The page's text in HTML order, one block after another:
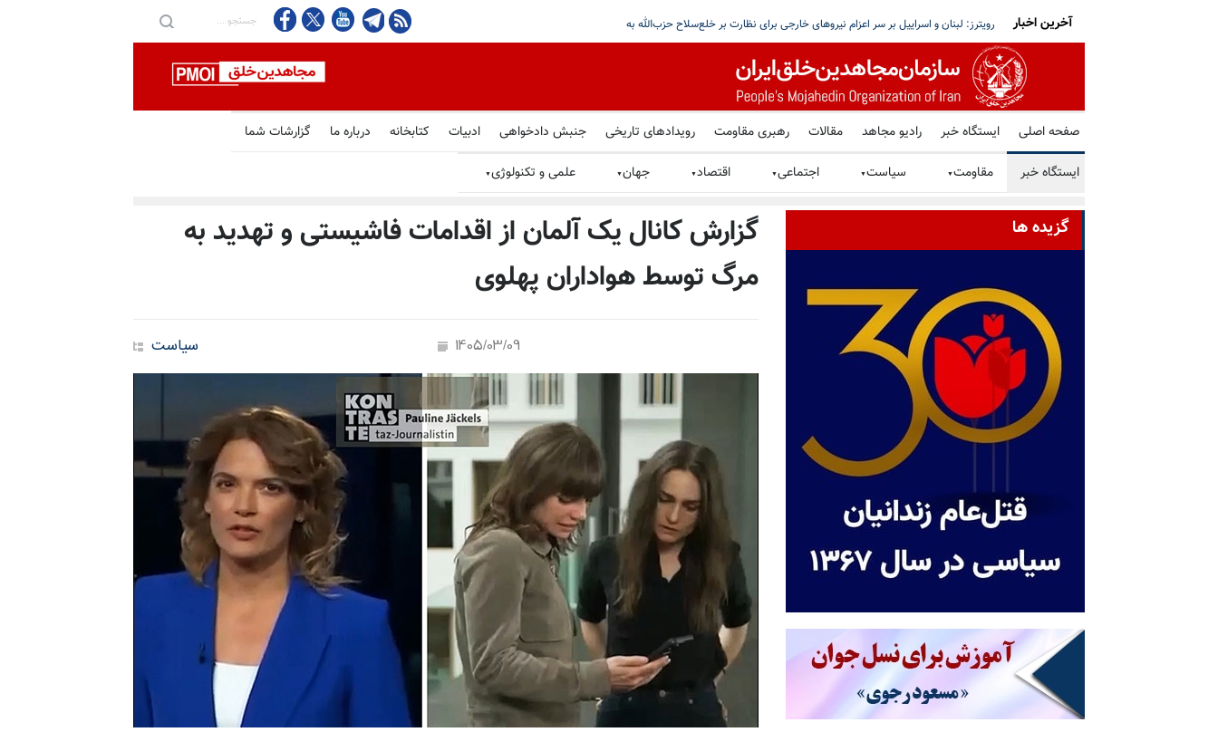
رویترز: سنای آمریکا طرح تحریم روسیه و رژیم ایران را تصویب کرد جاودانگی و درگذشت مجاهد والا حسین شریعتی
آخرین اخبار
صفحه اصلی ایستگاه خبر رادیو مجاهد مقالات رهبری مقاومت رویدادهای تاریخی جنبش دادخواهی ادبیات کتابخانه درباره ما گزارشات شما
ایستگاه خبر مقاومت▼ سیاست▼ اجتماعی▼ اقتصاد▼ جهان▼ علمی و تکنولوژی▼
گزارش کانال یک آلمان از اقدامات فاشیستی و تهدید به
مرگ توسط هواداران پهلوی
سیاست 1405/03/09
گزیده ها